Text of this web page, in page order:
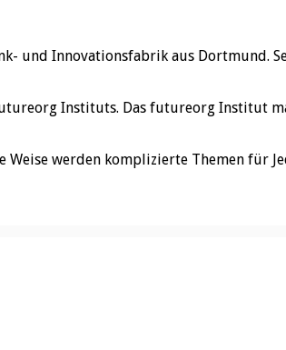
und Innovationsfabrik aus Dortmund.
Instituts. Das futureorg Institut
werden komplizierte Themen für